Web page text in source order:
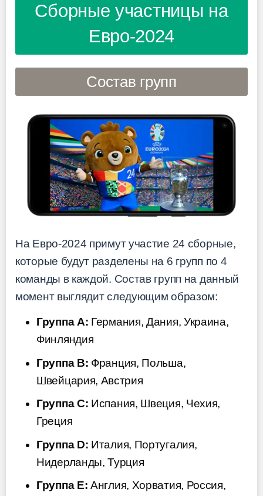
Сборные участницы на
Евро-2024
Состав групп
На Евро-2024 примут участие 24 сборные,
которые будут разделены на 6 групп по 4
команды в каждой. Состав групп на данный
момент выглядит следующим образом:
Группа A: Германия, Дания, Украина,
Финляндия
Группа B: Франция, Польша,
Швейцария, Австрия
Группа C: Испания, Швеция, Чехия,
Греция
Группа D: Италия, Португалия,
Нидерланды, Турция
Группа E: Англия, Хорватия, Россия,